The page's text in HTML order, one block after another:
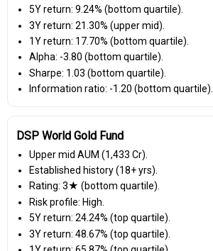
5Y return: 9.24% (bottom quartile).
3Y return: 21.30% (upper mid).
1Y return: 17.70% (bottom quartile).
Alpha: -3.80 (bottom quartile).
Sharpe: 1.03 (bottom quartile).
Information ratio: -1.20 (bottom quartile).
DSP World Gold Fund
Upper mid AUM (₹1,433 Cr).
Established history (18+ yrs).
Rating: 3★ (bottom quartile).
Risk profile: High.
5Y return: 24.24% (top quartile).
3Y return: 48.67% (top quartile).